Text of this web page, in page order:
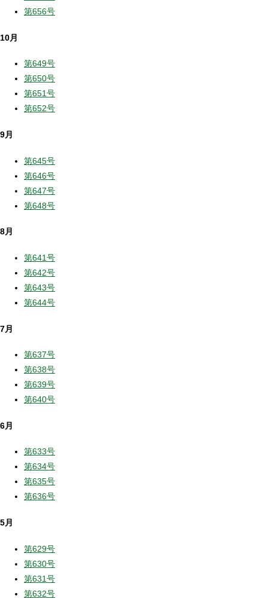
第656号
10月
第649号
第650号
第651号
第652号
9月
第645号
第646号
第647号
第648号
8月
第641号
第642号
第643号
第644号
7月
第637号
第638号
第639号
第640号
6月
第633号
第634号
第635号
第636号
5月
第629号
第630号
第631号
第632号